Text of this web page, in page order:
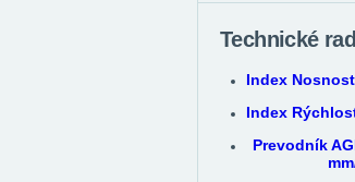
Technické
Index
Index
Prevodník